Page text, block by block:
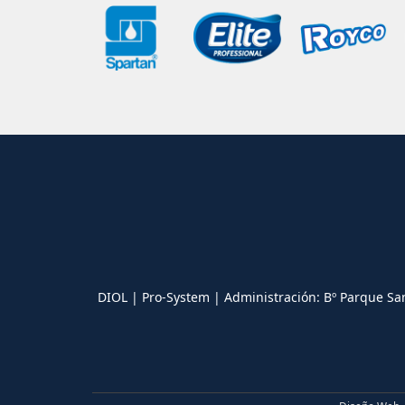
DIOL | Pro-System | Administración: Bº Parque